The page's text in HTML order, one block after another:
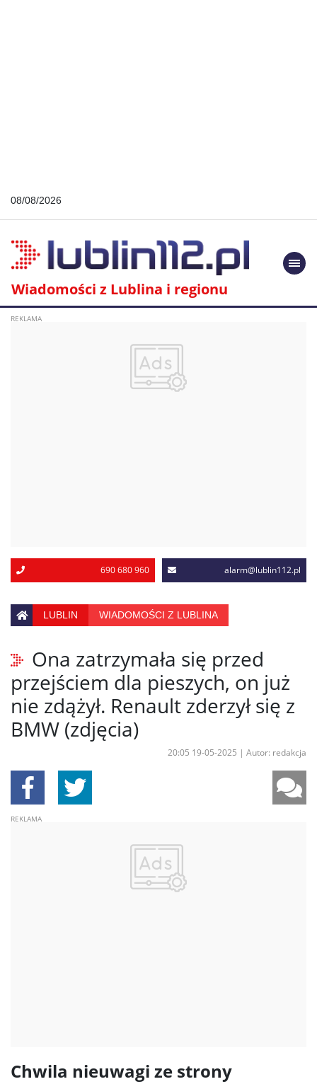
08/08/2026
Wiadomości z Lublina i regionu
690 680 960 alarm@lublin112.pl
LUBLIN WIADOMOŚCI Z LUBLINA
Ona zatrzymała się przed
przejściem dla pieszych, on już
nie zdążył. Renault zderzył się z
BMW (zdjęcia)
20:05 19-05-2025 | Autor: redakcja
Chwila nieuwagi ze strony